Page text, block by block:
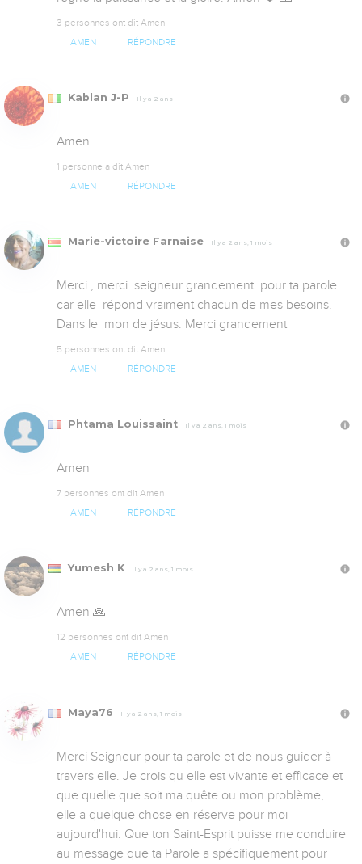
3 personnes ont dit Amen
AMEN RÉPONDRE
Kablan J-P Il y a 2 ans
Amen
1 personne a dit Amen
AMEN RÉPONDRE
Marie-victoire Farnaise Il y a 2 ans, 1 mois
Merci , merci  seigneur grandement  pour ta parole
car elle  répond vraiment chacun de mes besoins.
Dans le  mon de jésus. Merci grandement
5 personnes ont dit Amen
AMEN RÉPONDRE
Phtama Louissaint Il y a 2 ans, 1 mois
Amen
7 personnes ont dit Amen
AMEN RÉPONDRE
Yumesh K Il y a 2 ans, 1 mois
Amen 🙏
12 personnes ont dit Amen
AMEN RÉPONDRE
Maya76 Il y a 2 ans, 1 mois
Merci Seigneur pour ta parole et de nous guider à
travers elle. Je crois qu elle est vivante et efficace et
que quelle que soit ma quête ou mon problème,
elle a quelque chose en réserve pour moi
aujourd'hui. Que ton Saint-Esprit puisse me conduire
au message que ta Parole a spécifiquement pour